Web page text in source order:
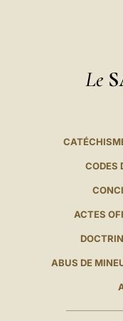
Le
CODES
ACTES
ABUS DE